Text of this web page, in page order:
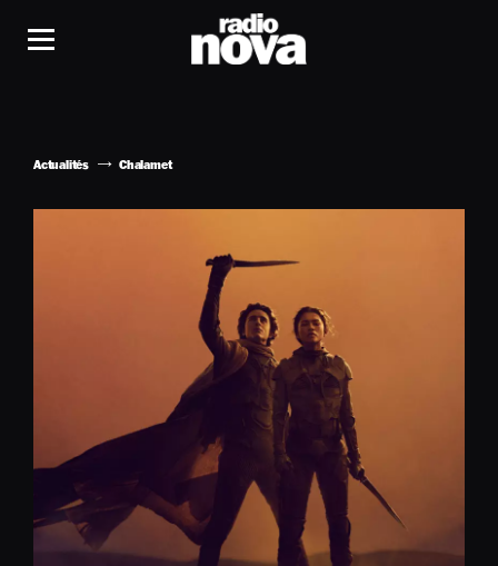
Actualités Chalamet